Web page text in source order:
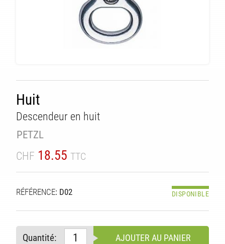
Huit
Descendeur en huit
PETZL
CHF 18.55 TTC
RÉFÉRENCE: D02 DISPONIBLE
Quantité: AJOUTER AU PANIER